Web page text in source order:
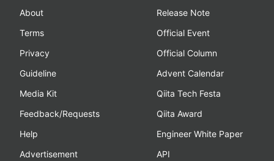
About
Terms
Privacy
Guideline
Media Kit
Feedback/Requests
Help
Advertisement
Release Note
Official Event
Official Column
Advent Calendar
Qiita Tech Festa
Qiita Award
Engineer White Paper
API